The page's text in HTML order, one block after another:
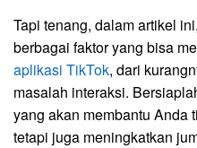
Tapi tenang, dalam artikel
berbagai faktor yang bisa
aplikasi TikTok, dari
masalah interaksi.
yang akan membantu Anda
tetapi juga meningkatkan